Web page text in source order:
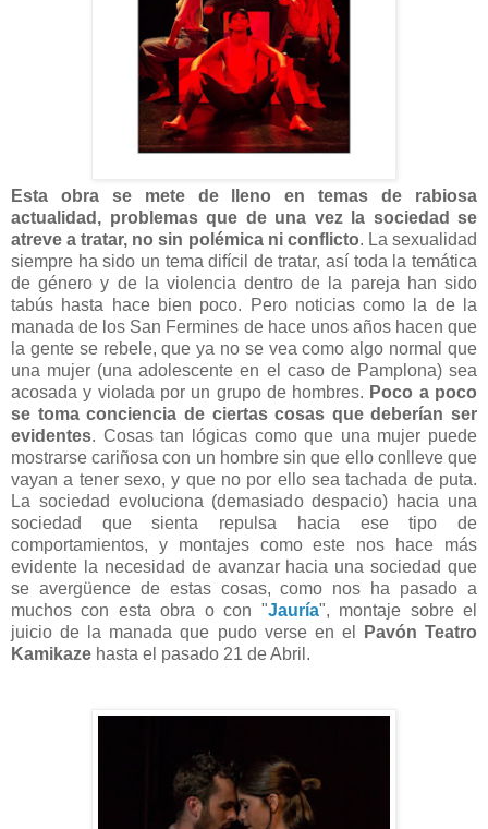
Esta obra se mete de lleno en temas de rabiosa
actualidad, problemas que de una vez la sociedad se
atreve a tratar, no sin polémica ni conflicto. La sexualidad
siempre ha sido un tema difícil de tratar, así toda la temática
de género y de la violencia dentro de la pareja han sido
tabús hasta hace bien poco. Pero noticias como la de la
manada de los San Fermines de hace unos años hacen que
la gente se rebele, que ya no se vea como algo normal que
una mujer (una adolescente en el caso de Pamplona) sea
acosada y violada por un grupo de hombres. Poco a poco
se toma conciencia de ciertas cosas que deberían ser
evidentes. Cosas tan lógicas como que una mujer puede
mostrarse cariñosa con un hombre sin que ello conlleve que
vayan a tener sexo, y que no por ello sea tachada de puta.
La sociedad evoluciona (demasiado despacio) hacia una
sociedad que sienta repulsa hacia ese tipo de
comportamientos, y montajes como este nos hace más
evidente la necesidad de avanzar hacia una sociedad que
se avergüence de estas cosas, como nos ha pasado a
muchos con esta obra o con "Jauría", montaje sobre el
juicio de la manada que pudo verse en el
Pavón Teatro
Kamikaze hasta el pasado 21 de Abril.